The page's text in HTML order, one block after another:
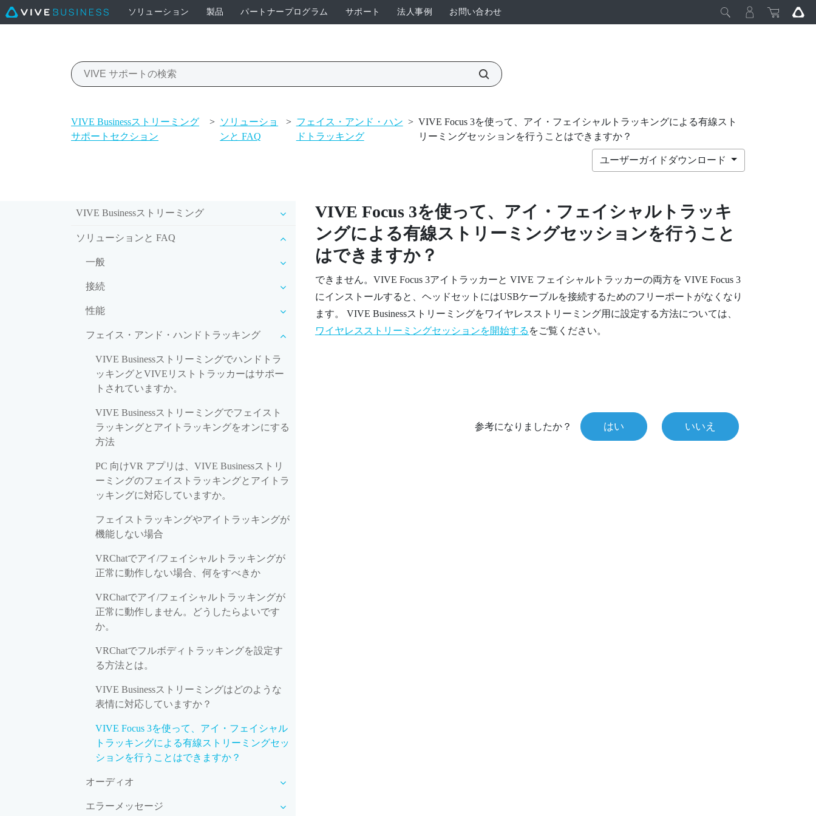
ソリューション 製品 パートナープログラム サポート 法人事例 お問い合わせ
VIVE Businessストリーミング
サポートセクション
> ソリューショ
ンと FAQ
> フェイス・アンド・ハン
ドトラッキング
> VIVE Focus 3を使って、アイ・フェイシャルトラッキングによる有線スト
リーミングセッションを行うことはできますか？
ユーザーガイドダウンロード
VIVE Businessストリーミング
ソリューションと FAQ
一般
接続
性能
フェイス・アンド・ハンドトラッキング
VIVE Businessストリーミングでハンドトラ
ッキングとVIVEリストトラッカーはサポー
トされていますか。
VIVE Businessストリーミングでフェイスト
ラッキングとアイトラッキングをオンにする
方法
PC 向けVR アプリは、VIVE Businessストリ
ーミングのフェイストラッキングとアイトラ
ッキングに対応していますか。
フェイストラッキングやアイトラッキングが
機能しない場合
VRChatでアイ/フェイシャルトラッキングが
正常に動作しない場合、何をすべきか
VRChatでアイ/フェイシャルトラッキングが
正常に動作しません。どうしたらよいです
か。
VRChatでフルボディトラッキングを設定す
る方法とは。
VIVE Businessストリーミングはどのような
表情に対応していますか？
VIVE Focus 3を使って、アイ・フェイシャル
トラッキングによる有線ストリーミングセッ
ションを行うことはできますか？
オーディオ
エラーメッセージ
VIVE Focus 3を使って、アイ・フェイシャルトラッキ
ングによる有線ストリーミングセッションを行うこと
はできますか？
できません。 VIVE Focus 3アイトラッカーと VIVE フェイシャルトラッカーの両方を VIVE Focus 3
にインストールすると、ヘッドセットにはUSBケーブルを接続するためのフリーポートがなくなり
ます。 VIVE Businessストリーミングをワイヤレスストリーミング用に設定する方法については、
ワイヤレスストリーミングセッションを開始する をご覧ください。
参考になりましたか？ はい いいえ